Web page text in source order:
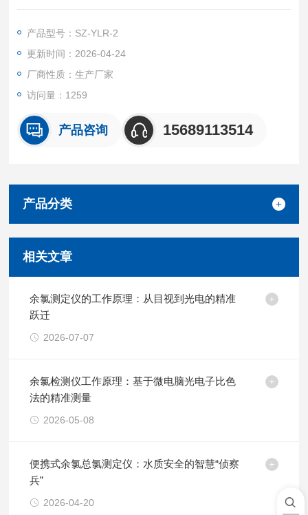
Ø 采用长寿命LED光源，性能稳定，测定结果准确；
产品型号：SZ-YLR-2
更新时间：2026-04-24
厂商性质：生产厂家
访问量：1259
产品咨询 15689113514
产品分类
相关文章
余氯测定仪的工作原理：从目视到光电的精准
跃迁
2026-07-07
余氯检测仪工作原理：基于微电脑光电子比色
法的精准测量
2026-05-08
便携式余氯总氯测定仪：水质安全的智慧“侦察
兵”
2026-04-20